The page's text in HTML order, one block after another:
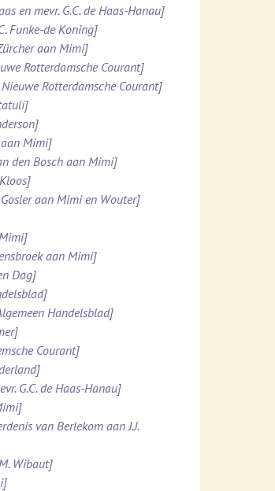
en mevr. G.C. de Haas-Hanau]
Funke-de Koning]
aan Mimi]
Rotterdamsche Courant]
Rotterdamsche Courant]
aan Mimi]
den Bosch aan Mimi]
aan Mimi en Wouter]
aan Mimi]
Dag]
Handelsblad]
Courant]
G.C. de Haas-Hanau]
van Berlekom aan J.J.
Wibaut]